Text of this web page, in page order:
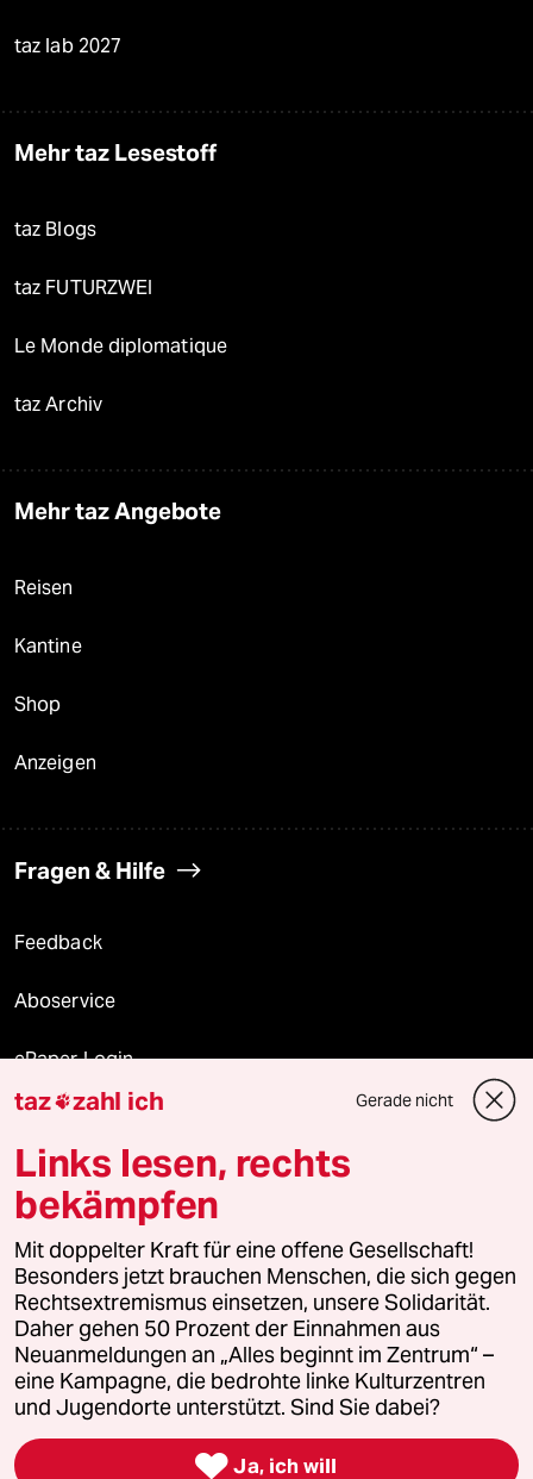
taz lab 2027
Mehr taz Lesestoff
taz Blogs
taz FUTURZWEI
Le Monde diplomatique
taz Archiv
Mehr taz Angebote
Reisen
Kantine
Shop
Anzeigen
Fragen & Hilfe
Feedback
Aboservice
ePaper Login
Downloads für Abonnierende
© 2026 taz Verlags und Vertriebs GmbH
Alle Rechte vorbehalten. Bei rechtlichen Fragen oder für Genehmigungen
wenden Sie sich bitte an
lizenzen@taz.de
Feedback Redaktionsstatut Kommune-Richtlinien
Leitlinie Informant Datenschutz Impressum AGB
Seitenwende Einwilligungen widerrufen (Ads)
taz zahl ich Gerade nicht
Links lesen, rechts
bekämpfen
Mit doppelter Kraft für eine offene Gesellschaft!
Besonders jetzt brauchen Menschen, die sich gegen
Rechtsextremismus einsetzen, unsere Solidarität.
Daher gehen 50 Prozent der Einnahmen aus
Neuanmeldungen an „Alles beginnt im Zentrum“ –
eine Kampagne, die bedrohte linke Kulturzentren
und Jugendorte unterstützt. Sind Sie dabei?
 Ja, ich will